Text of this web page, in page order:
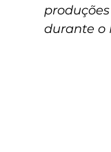
durante o